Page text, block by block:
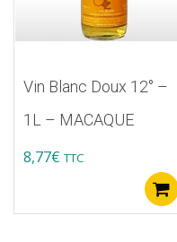
Vin Blanc Doux 12° –
1L – MACAQUE
8,77€ TTC